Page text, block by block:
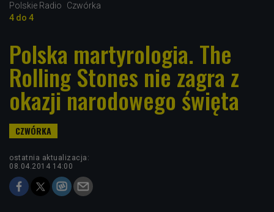
Polskie Radio
Czwórka
4 do 4
Polska martyrologia. The
Rolling Stones nie zagra z
okazji narodowego święta
ostatnia aktualizacja:
08.04.2014 14:00